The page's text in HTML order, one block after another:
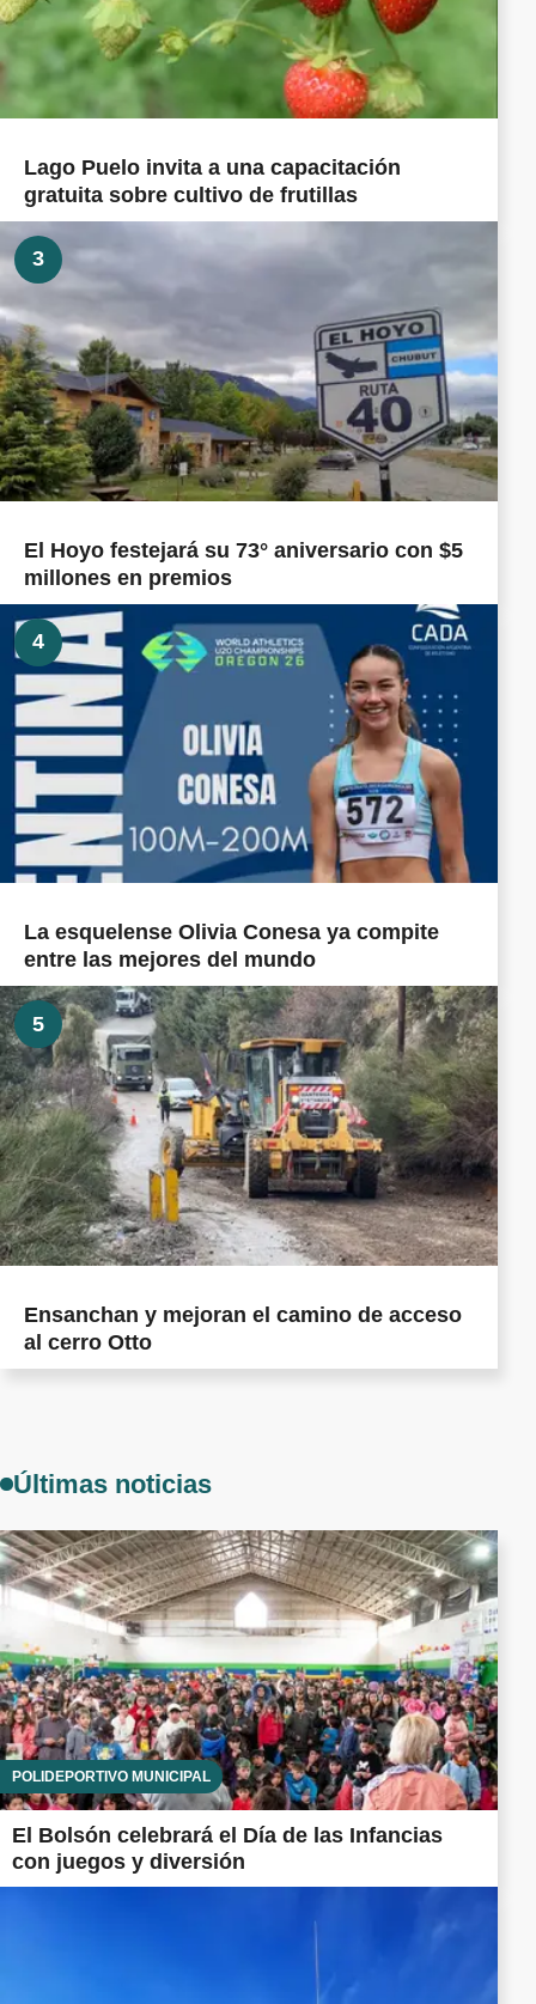
Lago Puelo invita a una capacitación
gratuita sobre cultivo de frutillas
3
El Hoyo festejará su 73° aniversario con $5
millones en premios
4
La esquelense Olivia Conesa ya compite
entre las mejores del mundo
5
Ensanchan y mejoran el camino de acceso
al cerro Otto
Últimas noticias
POLIDEPORTIVO MUNICIPAL
El Bolsón celebrará el Día de las Infancias
con juegos y diversión